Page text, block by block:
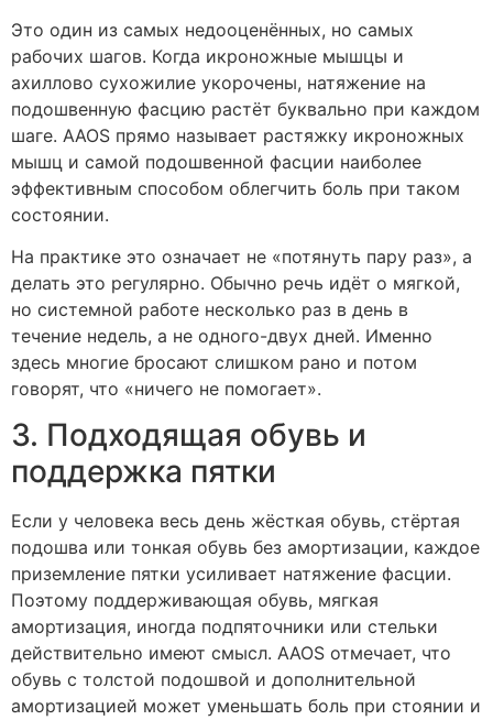
Это один из самых недооценённых, но самых
рабочих шагов. Когда икроножные мышцы и
ахиллово сухожилие укорочены, натяжение на
подошвенную фасцию растёт буквально при каждом
шаге. AAOS прямо называет растяжку икроножных
мышц и самой подошвенной фасции наиболее
эффективным способом облегчить боль при таком
состоянии.
На практике это означает не «потянуть пару раз», а
делать это регулярно. Обычно речь идёт о мягкой,
но системной работе несколько раз в день в
течение недель, а не одного-двух дней. Именно
здесь многие бросают слишком рано и потом
говорят, что «ничего не помогает».
3. Подходящая обувь и
поддержка пятки
Если у человека весь день жёсткая обувь, стёртая
подошва или тонкая обувь без амортизации, каждое
приземление пятки усиливает натяжение фасции.
Поэтому поддерживающая обувь, мягкая
амортизация, иногда подпяточники или стельки
действительно имеют смысл. AAOS отмечает, что
обувь с толстой подошвой и дополнительной
амортизацией может уменьшать боль при стоянии и